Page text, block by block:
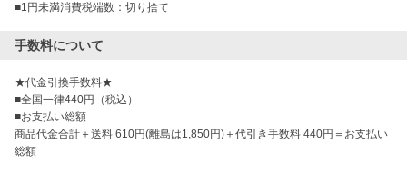
■1円未満消費税端数：切り捨て
手数料について
★代金引換手数料★
■全国一律440円（税込）
■お支払い総額
商品代金合計＋送料 610円(離島は1,850円)＋代引き手数料 440円＝お支払い
総額